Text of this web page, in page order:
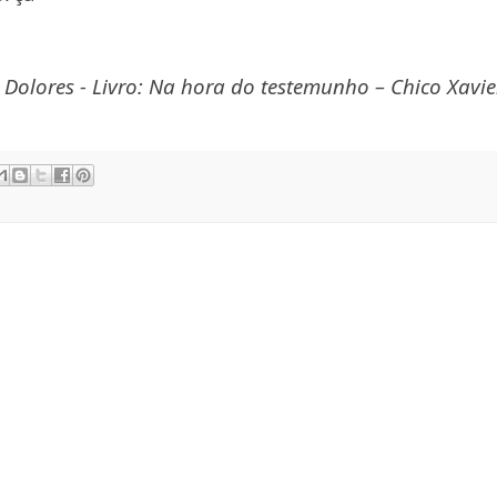
- Livro: Na hora do testemunho – Chico